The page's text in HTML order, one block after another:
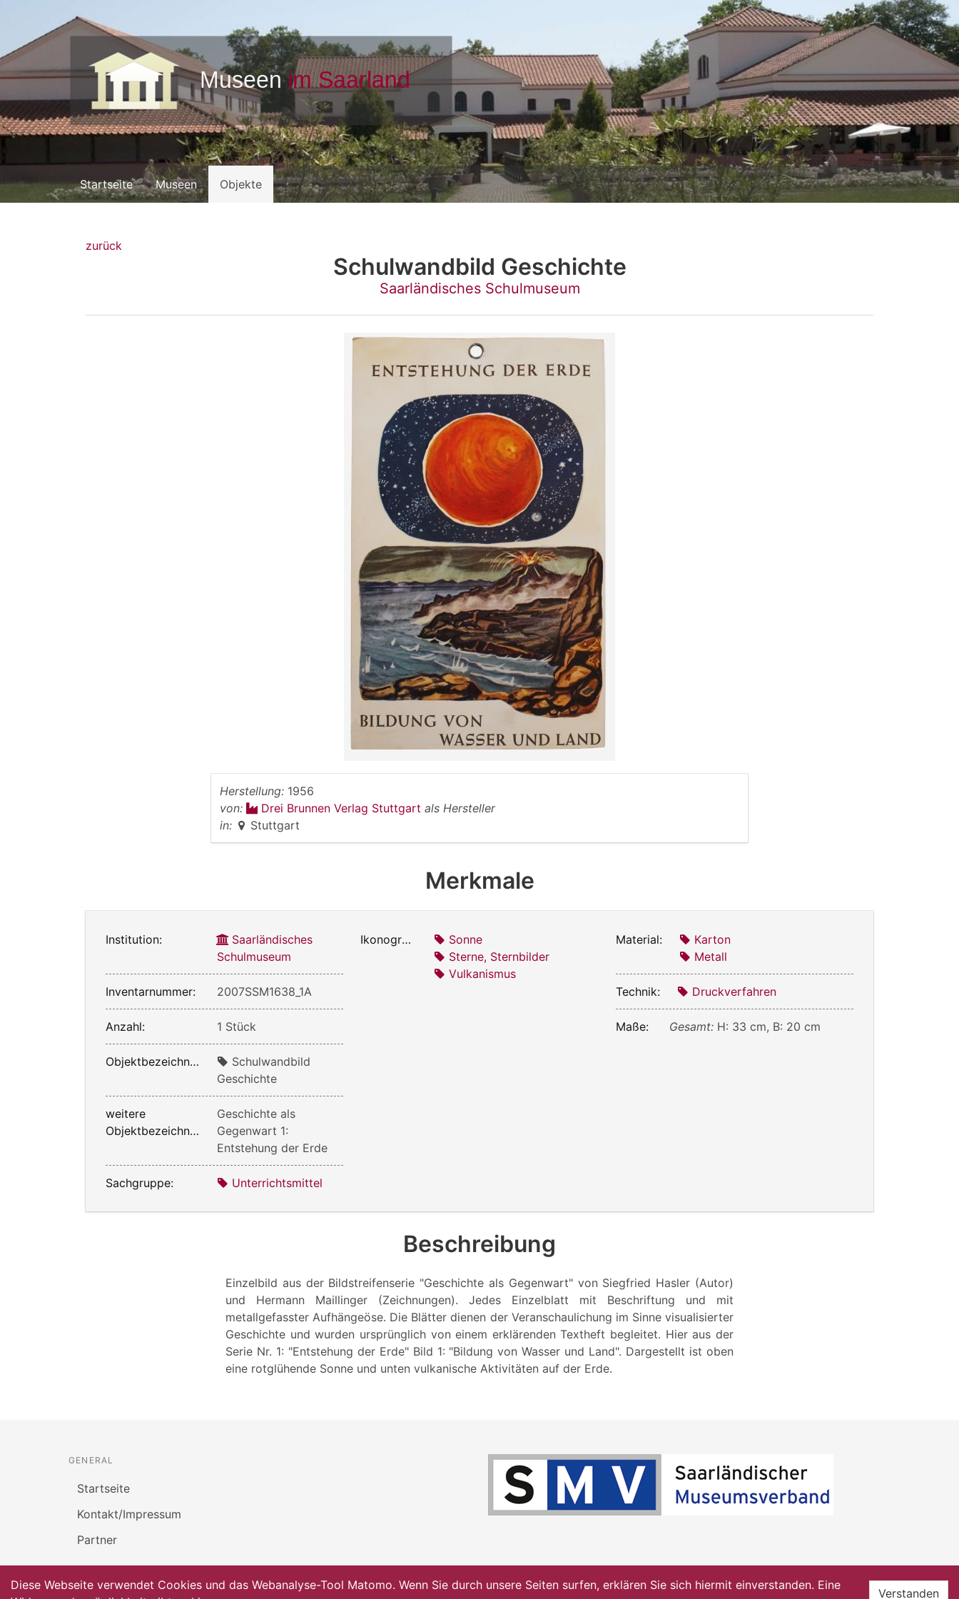
Startseite Museen Objekte
zurück
Schulwandbild Geschichte
Saarländisches Schulmuseum
Herstellung: 1956
von:
Drei Brunnen Verlag Stuttgart als Hersteller
in:
Stuttgart
Merkmale
Institution:
Saarländisches
Schulmuseum
Inventarnummer: 2007SSM1638_1A
Anzahl: 1 Stück
Objektbezeichnung:
Schulwandbild
Geschichte
weitere
Objektbezeichnung:
Geschichte als
Gegenwart 1:
Entstehung der Erde
Sachgruppe: Unterrichtsmittel
Ikonografie:
Sonne
Sterne, Sternbilder
Vulkanismus
Material:
Karton
Metall
Technik: Druckverfahren
Maße: Gesamt: H: 33 cm, B: 20 cm
Beschreibung
Einzelbild aus der Bildstreifenserie "Geschichte als Gegenwart" von Siegfried Hasler (Autor)
und Hermann Maillinger (Zeichnungen). Jedes Einzelblatt mit Beschriftung und mit
metallgefasster Aufhängeöse. Die Blätter dienen der Veranschaulichung im Sinne visualisierter
Geschichte und wurden ursprünglich von einem erklärenden Textheft begleitet. Hier aus der
Serie Nr. 1: "Entstehung der Erde" Bild 1: "Bildung von Wasser und Land". Dargestellt ist oben
eine rotglühende Sonne und unten vulkanische Aktivitäten auf der Erde.
GENERAL
Startseite
Kontakt/Impressum
Partner
Diese Webseite verwendet Cookies und das Webanalyse-Tool Matomo. Wenn Sie durch unsere Seiten surfen, erklären Sie sich hiermit einverstanden. Eine
Verstanden